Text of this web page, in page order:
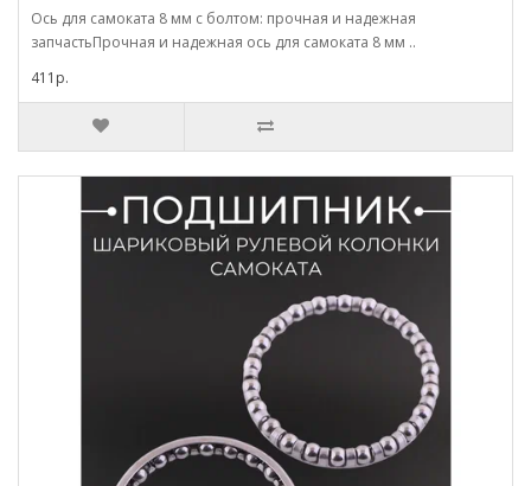
Ось для самоката 8 мм с болтом: прочная и надежная
запчастьПрочная и надежная ось для самоката 8 мм ..
411р.